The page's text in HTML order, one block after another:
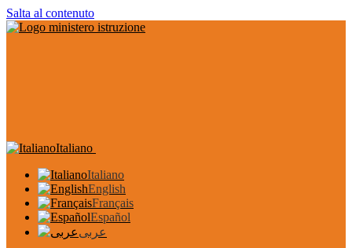
Salta al contenuto
Italiano
Italiano
English
Français
Español
عربى